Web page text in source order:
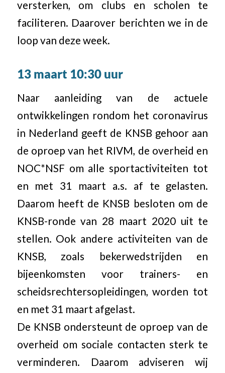
versterken, om clubs en scholen te
faciliteren. Daarover berichten we in de
loop van deze week.
13 maart 10:30 uur
Naar aanleiding van de actuele
ontwikkelingen rondom het coronavirus
in Nederland geeft de KNSB gehoor aan
de oproep van het RIVM, de overheid en
NOC*NSF om alle sportactiviteiten tot
en met 31 maart a.s. af te gelasten.
Daarom heeft de KNSB besloten om de
KNSB-ronde van 28 maart 2020 uit te
stellen. Ook andere activiteiten van de
KNSB, zoals bekerwedstrijden en
bijeenkomsten voor trainers- en
scheidsrechtersopleidingen, worden tot
en met 31 maart afgelast.
De KNSB ondersteunt de oproep van de
overheid om sociale contacten sterk te
verminderen. Daarom adviseren wij